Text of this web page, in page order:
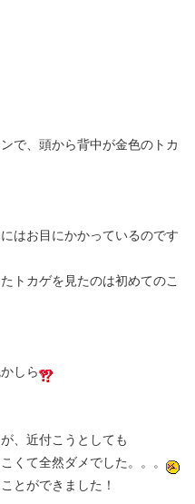
で、頭から背中が金色のトカ
はお目にかかっているのです
トカゲを見たのは初めてのこ
しら
、近付こうとしても
くて全然ダメでした。。。
とができました！